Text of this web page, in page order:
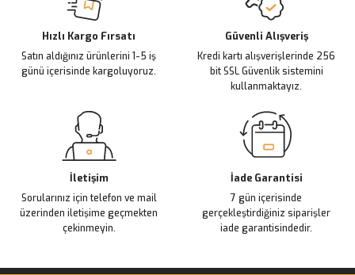
Ürün bilgilerinde hatalar bulunuyor.
Ürün fiyatı diğer sitelerden daha pahalı.
Bu ürüne benzer farklı alternatifler olmalı.
Hızlı Kargo Fırsatı
Satın aldığınız ürünlerini 1-5 iş
günü içerisinde kargoluyoruz.
Güvenli Alışveriş
Kredi kartı alışverişlerinde 256
bit SSL Güvenlik sistemini
kullanmaktayız.
İletişim
Sorularınız için telefon ve mail
üzerinden iletişime geçmekten
çekinmeyin.
İade Garantisi
7 gün içerisinde
gerçekleştirdiğiniz siparişler
iade garantisindedir.